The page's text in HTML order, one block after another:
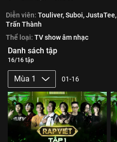
Diễn viên: Touliver,Suboi,JustaTee,
Trấn Thành
Thể loại: TV show âm nhạc
Danh sách tập
16/16 tập
Mùa 1 01-16